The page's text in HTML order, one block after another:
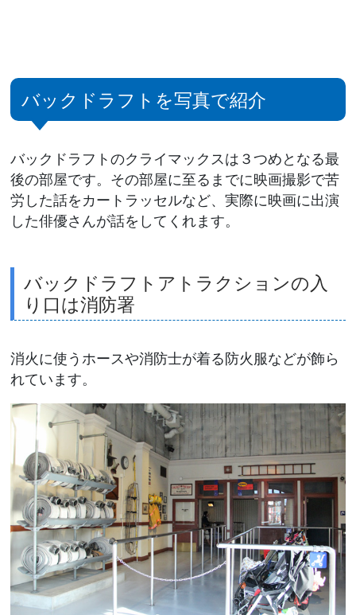
バックドラフトを写真で紹介
バックドラフトのクライマックスは３つめとなる最
後の部屋です。その部屋に至るまでに映画撮影で苦
労した話をカートラッセルなど、実際に映画に出演
した俳優さんが話をしてくれます。
バックドラフトアトラクションの入
り口は消防署
消火に使うホースや消防士が着る防火服などが飾ら
れています。